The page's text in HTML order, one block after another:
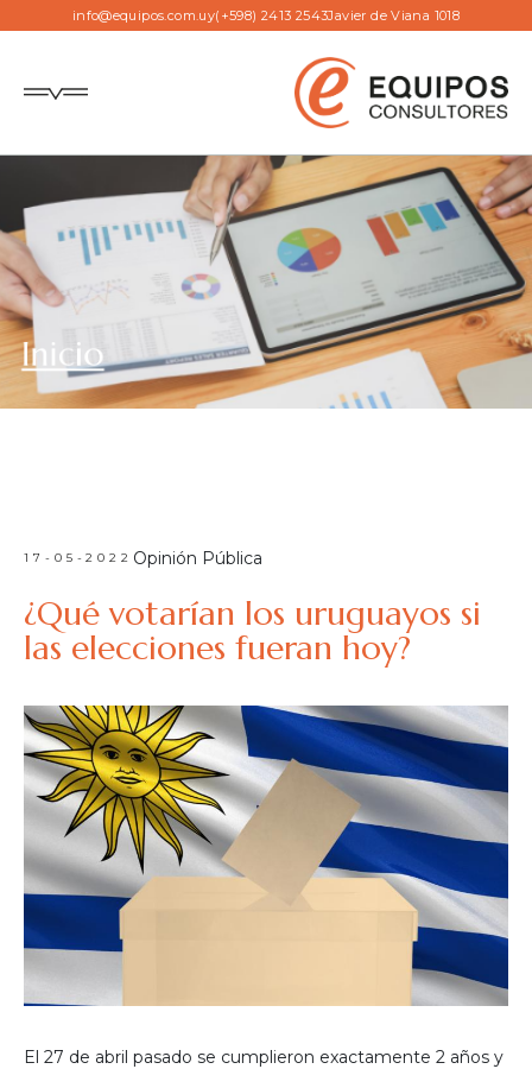
info@equipos.com.uy(+598) 2413 2543Javier de Viana 1018
Inicio
17-05-2022 Opinión Pública
¿Qué votarían los uruguayos si
las elecciones fueran hoy?
El 27 de abril pasado se cumplieron exactamente 2 años y